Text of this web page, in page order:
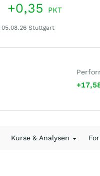
+0,35 PKT
05.08.26 Stuttgart
Kurse & Analysen